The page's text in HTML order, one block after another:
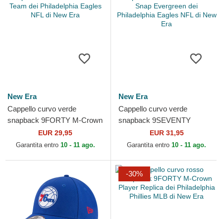
New Era
Cappello curvo verde
snapback 9FORTY M-Crown
Team dei Philadelphia Eagles
NFL di New Era
EUR 29,95
Garantita entro 10 - 11 ago.
New Era
Cappello curvo verde
snapback 9SEVENTY
Stretch Snap Evergreen dei
Philadelphia Eagles NFL di
EUR 31,95
Garantita entro 10 - 11 ago.
-30%